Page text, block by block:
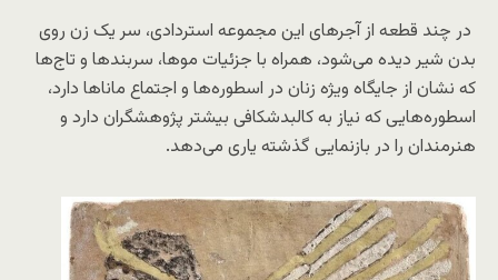
در چند قطعه از آجرهای این مجموعه استردادی، سر یک زن روی
بدن شیر دیده می‌شود، همراه با جزئیات موها، سربندها و تاج‌ها
که نشان از جایگاه ویژه زنان در اسطوره‌ها و اجتماع ماناها دارد،
اسطوره‌هایی که نیاز به کالبدشکافی بیشتر پژوهشگران دارد و
هنرمندان را در بازنمایی گذشته یاری می‌دهد.